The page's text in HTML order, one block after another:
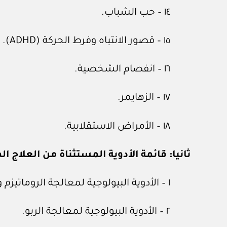
١٤ – حب الشباب.
١٥ – قصور الانتباه وفرط الحركة (ADHD).
١٦ – انفصام الشخصية.
١٧ – الزهايمر.
١٨ – الأمراض الاستقلابية.
ثانيا: قائمة الأدوية المستثناة من العلاج
١ – الأدوية البيولوجية لمعالجة الروماتيزم والصدفية.
٢ – الأدوية البيولوجية لمعالجة الربو.